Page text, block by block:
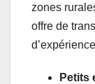
zones
offre de
Petits